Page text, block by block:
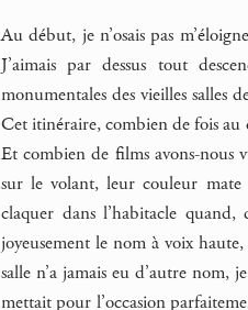
Au début, je n’osais pas
J’aimais par dessus tout
monumentales des vieilles salles
Cet itinéraire, combien de fois au
Et combien de films avons-nous
sur le volant, leur couleur mate
claquer dans l’habitacle quand,
joyeusement le nom à voix
salle n’a jamais eu d’autre nom,
mettait pour l’occasion